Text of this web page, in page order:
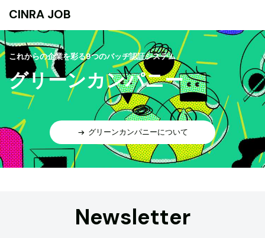
CINRA JOB
これからの企業を彩る9つのバッヂ認証システム
グリーンカンパニー
グリーンカンパニーについて
Newsletter